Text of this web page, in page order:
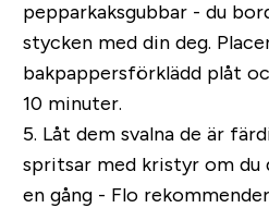
pepparkaksgubbar - du
stycken med din deg.
bakpappersförklädd plåt
10 minuter.
5. Låt dem svalna de är
spritsar med kristyr om du
en gång - Flo